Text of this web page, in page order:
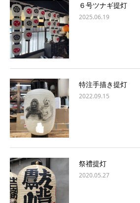
６号ツナギ提灯
2025.06.19
特注手描き提灯
2022.09.15
祭禮提灯
2020.05.27